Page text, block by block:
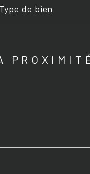
de
bien
Type de bien